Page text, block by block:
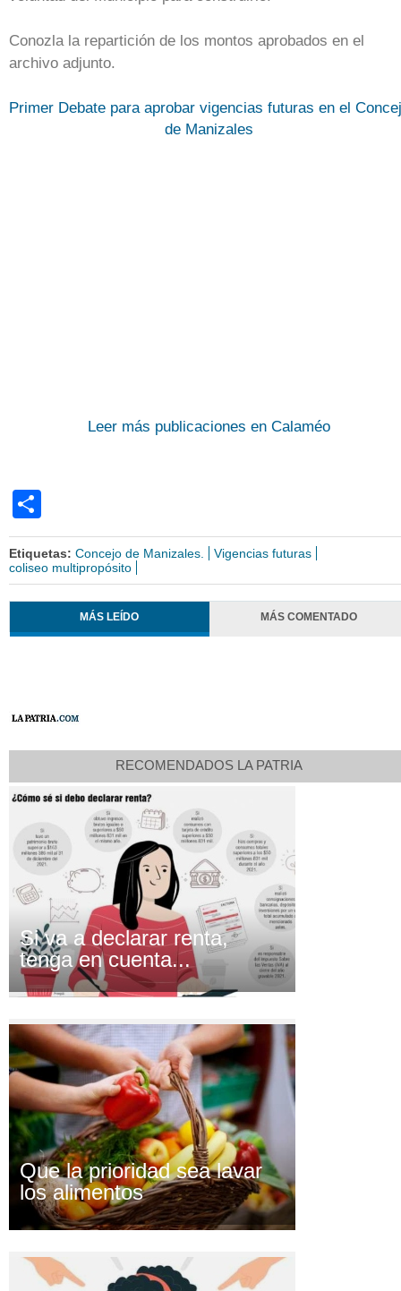
Conozla la repartición de los montos aprobados en el
archivo adjunto.
Primer Debate para aprobar vigencias futuras en el
de Manizales
Leer más publicaciones en Calaméo
Etiquetas: Concejo de Manizales.
Vigencias futuras
coliseo multipropósito
MÁS LEÍDO MÁS COMENTADO
RECOMENDADOS LA PATRIA
Si va a declarar renta,
tenga en cuenta...
Que la prioridad sea lavar
los alimentos